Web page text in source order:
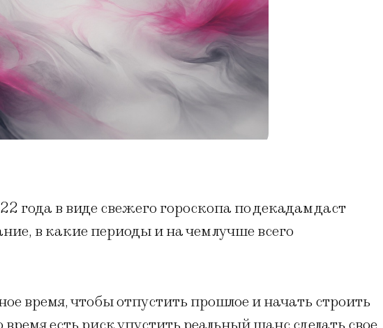
года в виде свежего гороскопа по декадам даст
в какие периоды и на чем лучше всего
время, чтобы отпустить прошлое и начать строить